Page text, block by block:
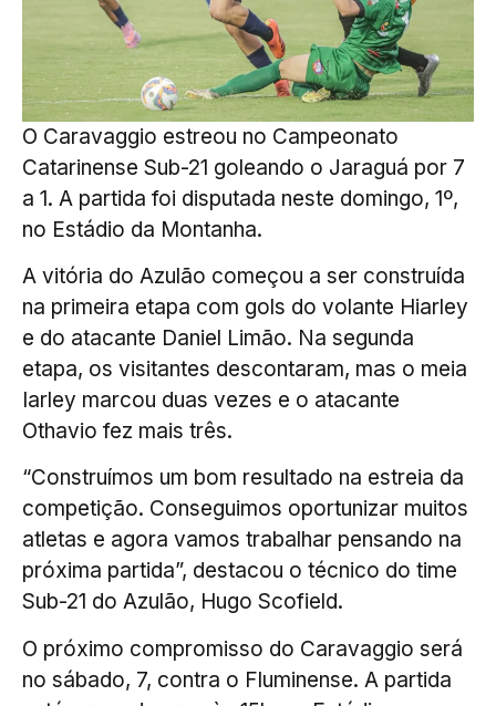
O Caravaggio estreou no Campeonato
Catarinense Sub-21 goleando o Jaraguá por 7
a 1. A partida foi disputada neste domingo, 1º,
no Estádio da Montanha.
A vitória do Azulão começou a ser construída
na primeira etapa com gols do volante Hiarley
e do atacante Daniel Limão. Na segunda
etapa, os visitantes descontaram, mas o meia
Iarley marcou duas vezes e o atacante
Othavio fez mais três.
“Construímos um bom resultado na estreia da
competição. Conseguimos oportunizar muitos
atletas e agora vamos trabalhar pensando na
próxima partida”, destacou o técnico do time
Sub-21 do Azulão, Hugo Scofield.
O próximo compromisso do Caravaggio será
no sábado, 7, contra o Fluminense. A partida